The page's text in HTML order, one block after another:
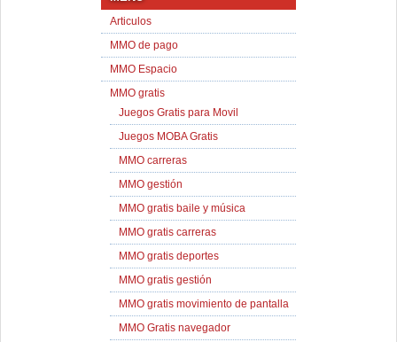
Articulos
MMO de pago
MMO Espacio
MMO gratis
Juegos Gratis para Movil
Juegos MOBA Gratis
MMO carreras
MMO gestión
MMO gratis baile y música
MMO gratis carreras
MMO gratis deportes
MMO gratis gestión
MMO gratis movimiento de pantalla
MMO Gratis navegador